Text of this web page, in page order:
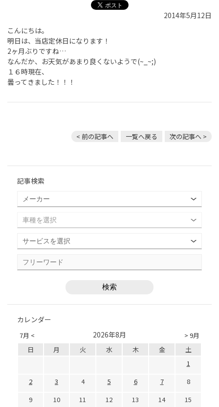
2014年5月12日
こんにちは。
明日は、当店定休日になります！
2ヶ月ぶりですね…
なんだか、お天気があまり良くないようで(~_~;)
１６時現在、
曇ってきました！！！
< 前の記事へ 一覧へ戻る 次の記事へ >
記事検索
カレンダー
7月 < > 9月
2026年8月
日 月 火 水 木 金
土
1
2
3 4 5 6 7
8
9
10 11 12 13 14
15